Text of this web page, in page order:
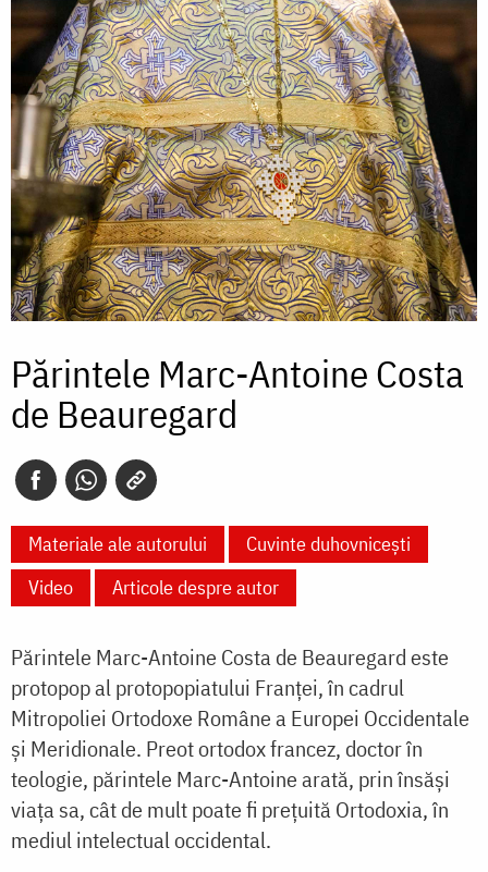
Părintele Marc-Antoine Costa
de Beauregard
Materiale ale autorului
Cuvinte duhovnicești
Video
Articole despre autor
Părintele Marc-Antoine Costa de Beauregard este
protopop al protopopiatului Franței, în cadrul
Mitropoliei Ortodoxe Române a Europei Occidentale
și Meridionale. Preot ortodox francez, doctor în
teologie, părintele Marc-Antoine arată, prin însăși
viața sa, cât de mult poate fi prețuită Ortodoxia, în
mediul intelectual occidental.